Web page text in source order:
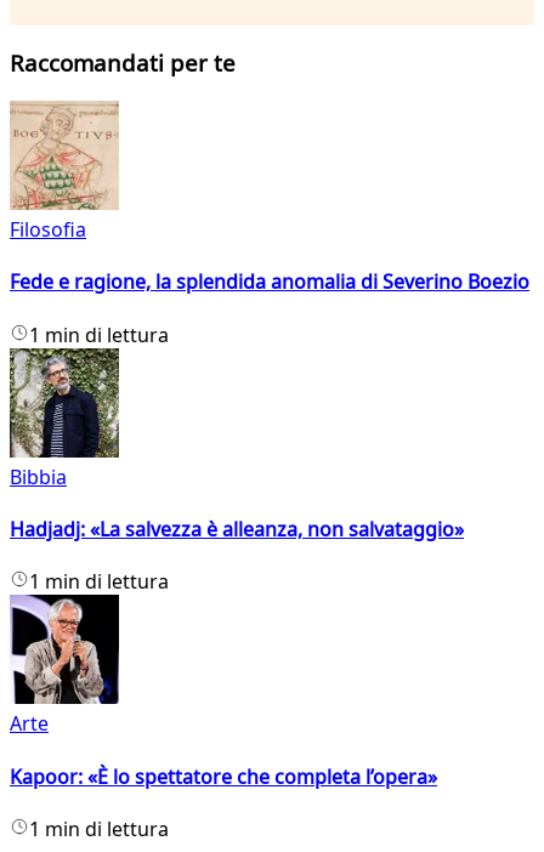
Raccomandati per te
Filosofia
Fede e ragione, la splendida anomalia di Severino Boezio
1 min di lettura
Bibbia
Hadjadj: «La salvezza è alleanza, non salvataggio»
1 min di lettura
Arte
Kapoor: «È lo spettatore che completa l’opera»
1 min di lettura